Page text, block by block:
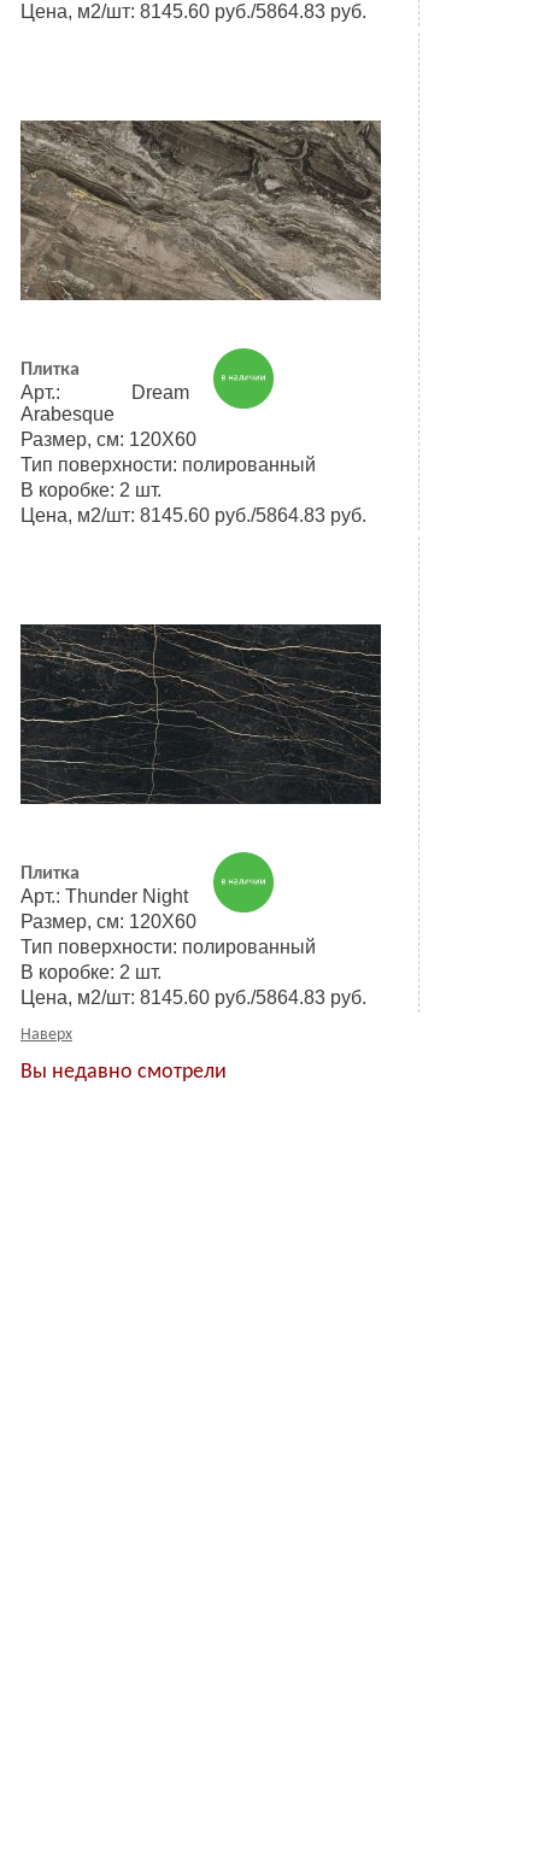
Цена, м2/шт: 8145.60 руб./5864.83 руб.
Плитка
Арт.: Dream
Arabesque
Размер, см: 120Х60
Тип поверхности: полированный
В коробке: 2 шт.
Цена, м2/шт: 8145.60 руб./5864.83 руб.
Плитка
Арт.: Thunder Night
Размер, см: 120Х60
Тип поверхности: полированный
В коробке: 2 шт.
Цена, м2/шт: 8145.60 руб./5864.83 руб.
Наверх
Вы недавно смотрели